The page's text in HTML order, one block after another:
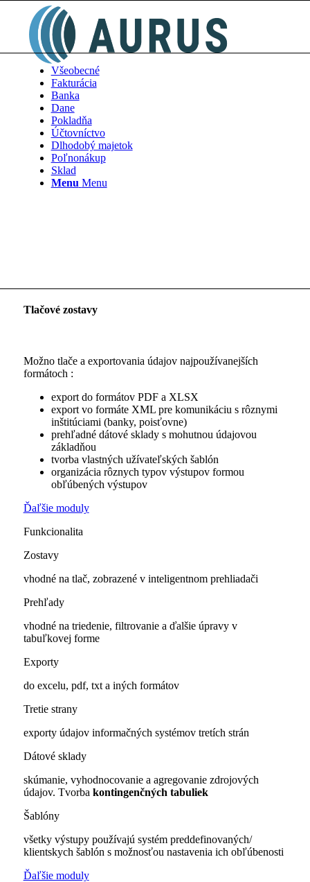
Všeobecné
Fakturácia
Banka
Dane
Pokladňa
Účtovníctvo
Dlhodobý majetok
Poľnonákup
Sklad
Menu Menu
Tlačové zostavy
Možno tlače a exportovania údajov najpoužívanejších
formátoch :
export do formátov PDF a XLSX
export vo formáte XML pre komunikáciu s rôznymi
inštitúciami (banky, poisťovne)
prehľadné dátové sklady s mohutnou údajovou
základňou
tvorba vlastných užívateľských šablón
organizácia rôznych typov výstupov formou
obľúbených výstupov
Ďaľšie moduly
Funkcionalita
Zostavy
vhodné na tlač, zobrazené v inteligentnom prehliadači
Prehľady
vhodné na triedenie, filtrovanie a ďalšie úpravy v
tabuľkovej forme
Exporty
do excelu, pdf, txt a iných formátov
Tretie strany
exporty údajov informačných systémov tretích strán
Dátové sklady
skúmanie, vyhodnocovanie a agregovanie zdrojových
údajov. Tvorba kontingenčných tabuliek
Šablóny
všetky výstupy používajú systém preddefinovaných/
klientskych šablón s možnosťou nastavenia ich obľúbenosti
Ďaľšie moduly